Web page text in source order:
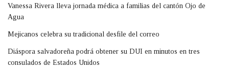
Vanessa Rivera lleva jornada médica a familias del cantón Ojo de
Agua
Mejicanos celebra su tradicional desfile del correo
Diáspora salvadoreña podrá obtener su DUI en minutos en tres
consulados de Estados Unidos